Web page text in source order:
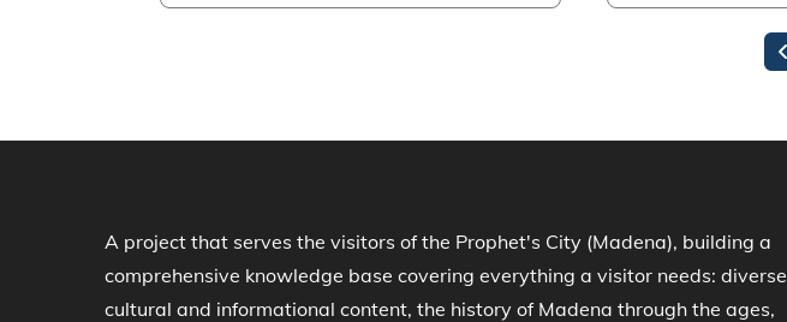
A project that serves the visitors of the Prophet's City (Madena), building a
comprehensive knowledge base covering everything a visitor needs: diverse
cultural and informational content, the history of Madena through the ages,